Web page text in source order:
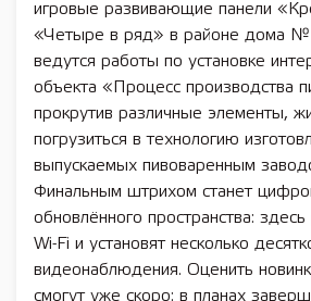
игровые развивающие панели
«Четыре в ряд» в районе дома
ведутся работы по установке
объекта «Процесс производства
прокрутив различные элементы,
погрузиться в технологию
выпускаемых пивоваренным
Финальным штрихом станет
обновлённого пространства: здесь
Wi-Fi и установят несколько
видеонаблюдения. Оценить
смогут уже скоро: в планах